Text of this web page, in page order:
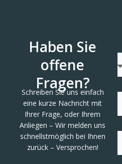
Haben Sie
offene
Fragen?
Schreiben Sie uns einfach
eine kurze Nachricht mit
Ihrer Frage, oder Ihrem
Anliegen – Wir melden uns
schnellstmöglich bei Ihnen
zurück – Versprochen!